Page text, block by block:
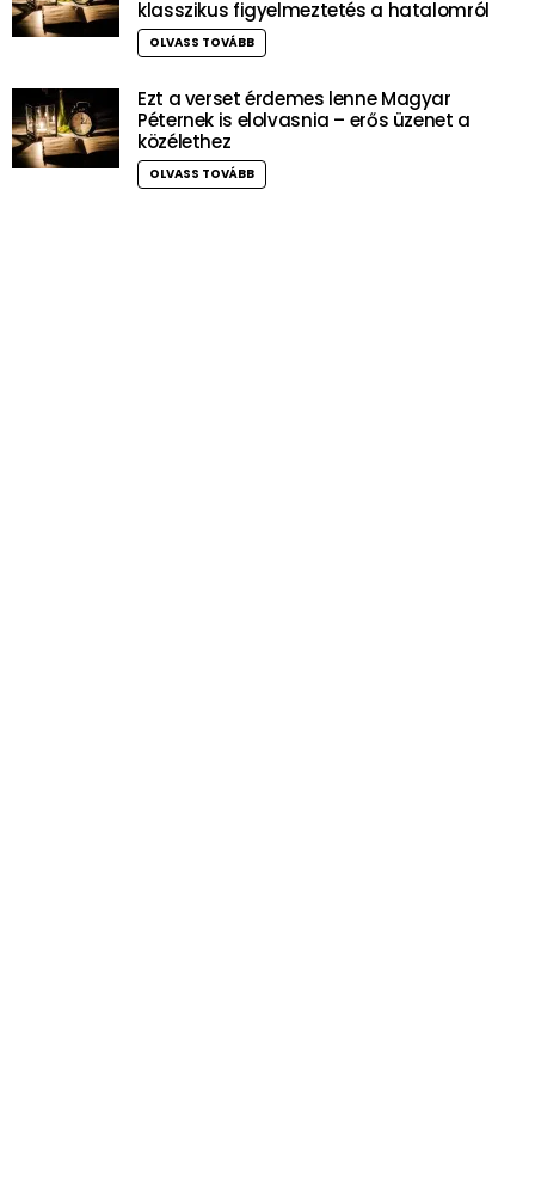
klasszikus figyelmeztetés a hatalomról
OLVASS TOVÁBB
Ezt a verset érdemes lenne Magyar
Péternek is elolvasnia – erős üzenet a
közélethez
OLVASS TOVÁBB